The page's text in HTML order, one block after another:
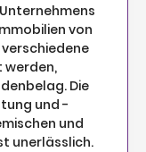
von
Die
und -
und
unerlässlich.